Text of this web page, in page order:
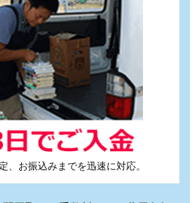
、お振込みまでを迅速に対応。